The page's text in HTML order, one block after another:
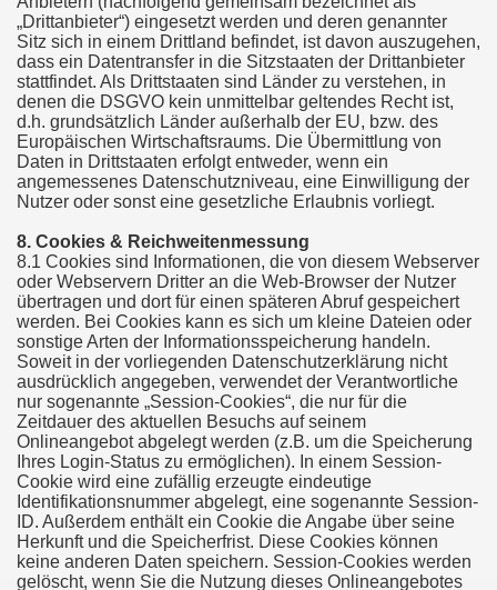
„Drittanbieter“) eingesetzt werden und deren genannter
Sitz sich in einem Drittland befindet, ist davon auszugehen,
dass ein Datentransfer in die Sitzstaaten der Drittanbieter
stattfindet. Als Drittstaaten sind Länder zu verstehen, in
denen die DSGVO kein unmittelbar geltendes Recht ist,
d.h. grundsätzlich Länder außerhalb der EU, bzw. des
Europäischen Wirtschaftsraums. Die Übermittlung von
Daten in Drittstaaten erfolgt entweder, wenn ein
angemessenes Datenschutzniveau, eine Einwilligung der
Nutzer oder sonst eine gesetzliche Erlaubnis vorliegt.
8. Cookies & Reichweitenmessung
8.1 Cookies sind Informationen, die von diesem Webserver
oder Webservern Dritter an die Web-Browser der Nutzer
übertragen und dort für einen späteren Abruf gespeichert
werden. Bei Cookies kann es sich um kleine Dateien oder
sonstige Arten der Informationsspeicherung handeln.
Soweit in der vorliegenden Datenschutzerklärung nicht
ausdrücklich angegeben, verwendet der Verantwortliche
nur sogenannte „Session-Cookies“, die nur für die
Zeitdauer des aktuellen Besuchs auf seinem
Onlineangebot abgelegt werden (z.B. um die Speicherung
Ihres Login-Status zu ermöglichen). In einem Session-
Cookie wird eine zufällig erzeugte eindeutige
Identifikationsnummer abgelegt, eine sogenannte Session-
ID. Außerdem enthält ein Cookie die Angabe über seine
Herkunft und die Speicherfrist. Diese Cookies können
keine anderen Daten speichern. Session-Cookies werden
gelöscht, wenn Sie die Nutzung dieses Onlineangebotes